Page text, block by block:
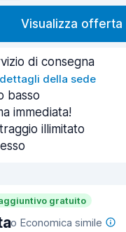
Visualizza offerta
di consegna
della sede
basso
immediata!
illimitato
gratuito
o Economica simile